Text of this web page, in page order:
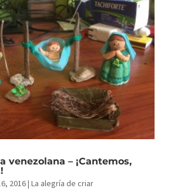
venezolana – ¡Cantemos,
2016| La alegría de criar